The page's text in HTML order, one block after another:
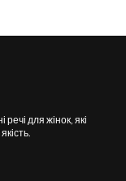
для жінок, які